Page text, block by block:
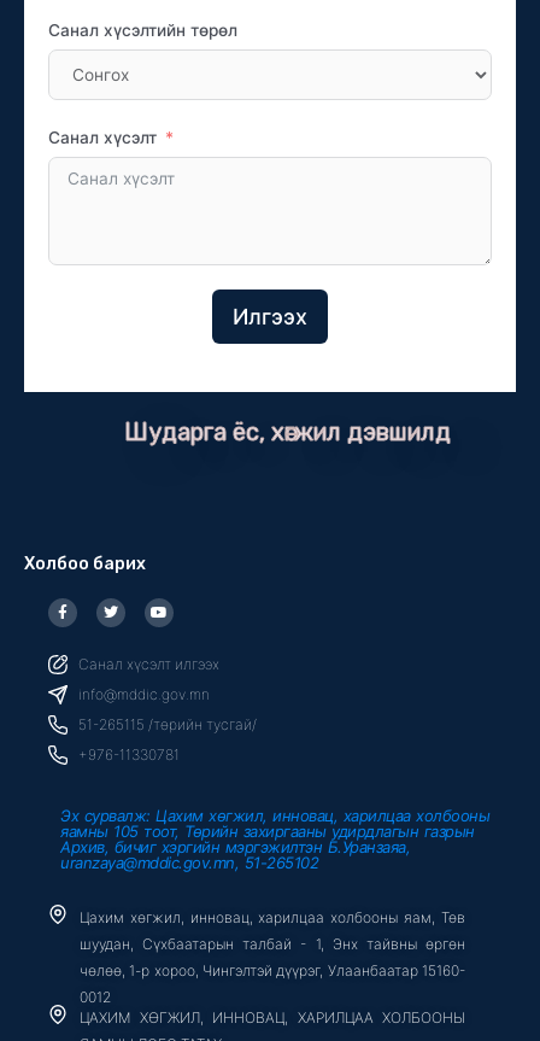
Санал хүсэлтийн төрөл
Санал хүсэлт
Илгээх
Шударга ёс, хөгжил дэвшилд
Холбоо барих
F
a
c
b
o
o
k
f
T
w
i
t
r
Y
o
u
u
e
Санал хүсэлт илгээх
info@mddic.gov.mn
51-265115 /төрийн тусгай/
+976-11330781
Эх сурвалж: Цахим хөгжил, инновац, харилцаа холбооны
яамны 105 тоот, Төрийн захиргааны удирдлагын газрын
Архив, бичиг хэргийн мэргэжилтэн Б.Уранзаяа,
uranzaya@mddic.gov.mn, 51-265102
Цахим хөгжил, инновац, харилцаа холбооны яам, Төв
шуудан, Сүхбаатарын талбай - 1, Энх тайвны өргөн
чөлөө, 1-р хороо, Чингэлтэй дүүрэг, Улаанбаатар 15160-
0012
ЦАХИМ ХӨГЖИЛ, ИННОВАЦ, ХАРИЛЦАА ХОЛБООНЫ